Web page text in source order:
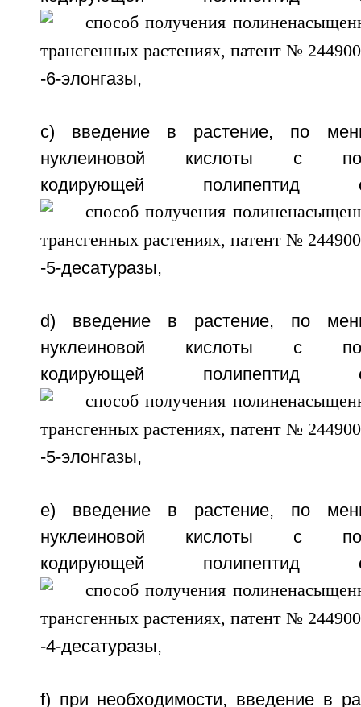
-6-элонгазы,
c) введение в растение, по
нуклеиновой кислоты с
кодирующей полипептид
-5-десатуразы,
d) введение в растение, по
нуклеиновой кислоты с
кодирующей полипептид
-5-элонгазы,
e) введение в растение, по
нуклеиновой кислоты с
кодирующей полипептид
-4-десатуразы,
f) при необходимости, введение в